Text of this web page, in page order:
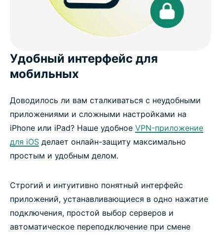
Удобный интерфейс для
мобильных
Доводилось ли вам сталкиваться с неудобными
приложениями и сложными настройками на
iPhone или iPad? Наше удобное VPN-приложение
для iOS делает онлайн-защиту максимально
простым и удобным делом.
Строгий и интуитивно понятный интерфейс
приложений, устанавливающиеся в одно нажатие
подключения, простой выбор серверов и
автоматическое переподключение при смене